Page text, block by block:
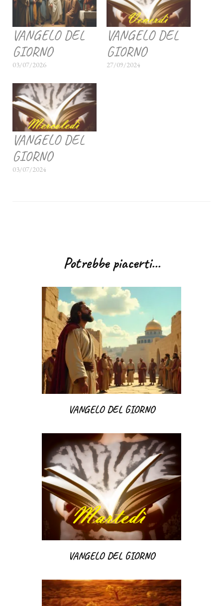
VANGELO DEL
GIORNO
03/07/2026
VANGELO DEL
GIORNO
27/09/2024
VANGELO DEL
GIORNO
03/07/2024
articoliPotrebbe piacerti...
VANGELO DEL GIORNO
VANGELO DEL GIORNO